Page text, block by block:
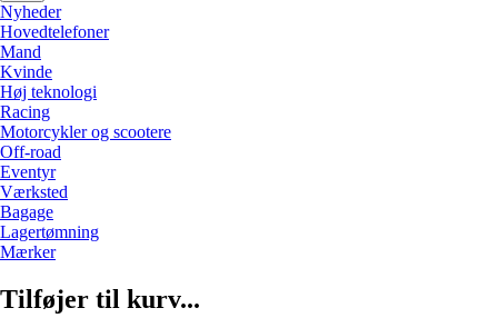
Nyheder
Hovedtelefoner
Mand
Kvinde
Høj teknologi
Racing
Motorcykler og scootere
Off-road
Eventyr
Værksted
Bagage
Lagertømning
Mærker
Tilføjer til kurv...